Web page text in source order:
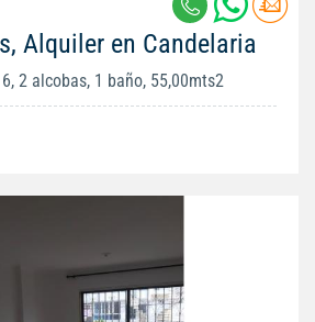
Alquiler en Candelaria
2 alcobas, 1 baño, 55,00mts2